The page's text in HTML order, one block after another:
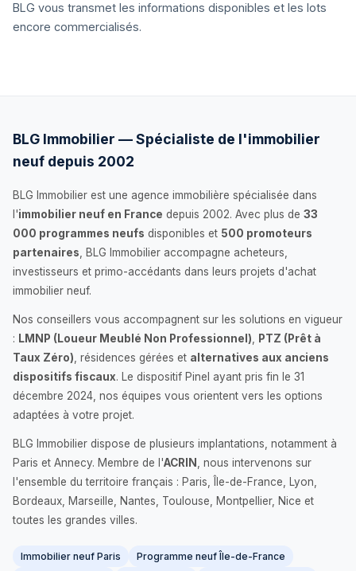
BLG vous transmet les informations disponibles et les lots
encore commercialisés.
BLG Immobilier — Spécialiste de l'immobilier
neuf depuis 2002
BLG Immobilier est une agence immobilière spécialisée dans
l'immobilier neuf en France depuis 2002. Avec plus de 33
000 programmes neufs disponibles et 500 promoteurs
partenaires , BLG Immobilier accompagne acheteurs,
investisseurs et primo-accédants dans leurs projets d'achat
immobilier neuf.
Nos conseillers vous accompagnent sur les solutions en vigueur
: LMNP (Loueur Meublé Non Professionnel)
PTZ (Prêt à
Taux Zéro) , résidences gérées et alternatives aux anciens
dispositifs fiscaux. Le dispositif Pinel ayant pris fin le 31
décembre 2024, nos équipes vous orientent vers les options
adaptées à votre projet.
BLG Immobilier dispose de plusieurs implantations, notamment à
Paris et Annecy. Membre de l'ACRIN
, nous intervenons sur
l'ensemble du territoire français : Paris, Île-de-France, Lyon,
Bordeaux, Marseille, Nantes, Toulouse, Montpellier, Nice et
toutes les grandes villes.
Immobilier neuf Paris
Programme neuf Île-de-France